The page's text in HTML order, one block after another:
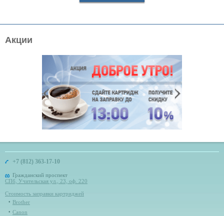
Акции
+7 (812) 363-17-10
Гражданский проспект
СПб, Учительская ул., 23, оф. 220
Стоимость заправки картриджей
Brother
Canon